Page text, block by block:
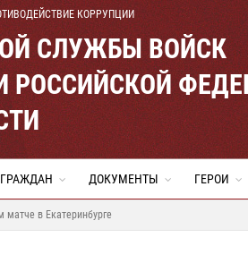
КОРРУПЦИИ
СЛУЖБЫ ВОЙСК
РОССИЙСКОЙ
ДОКУМЕНТЫ ГЕРОИ
матче в Екатеринбурге